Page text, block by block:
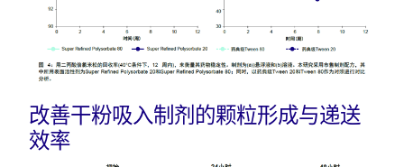
改善干粉吸入制剂的颗粒形成与递送
效率